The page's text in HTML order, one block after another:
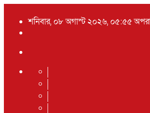
শনিবার, ০৮ অগাস্ট ২০২৬, ০৫:৫৫